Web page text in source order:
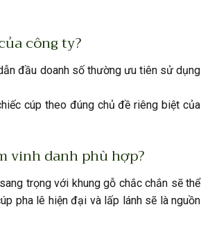
công ty?
đầu doanh số thường ưu tiên sử dụng
cúp theo đúng chủ đề riêng biệt của
vinh danh phù hợp?
trọng với khung gỗ chắc chắn sẽ thể
pha lê hiện đại và lấp lánh sẽ là nguồn